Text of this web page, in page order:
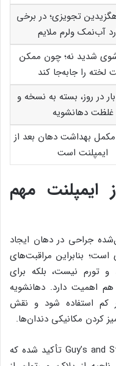
تجویزی؛ در برخی
آب‌نمک ولرم ملایم
شدید نه؛ چون ممکن
لخته را جابه‌جا کند
معمولاً ۲ بار در روز، بسته به نسخه و
غلظت دهانشویه
بهداشت دهان بعد از
ایمپلنت است
ایمپلنت مهم
جراحی در دهان ایجاد
بنابراین مراقبت‌های
تورم نیست، بلکه برای
اهمیت دارد. دهانشویه
کم استفاده شود و نقش
کردن مکانیکی دندان‌ها.
در راهنمای بیمارستان Guy’s and St Thomas’ NHS تأکید شده که